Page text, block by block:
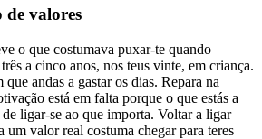
valores
o que costumava puxar-te quando
a cinco anos, nos teus vinte, em criança.
andas a gastar os dias. Repara na
está em falta porque o que estás a
ligar-se ao que importa. Voltar a ligar
um valor real costuma chegar para teres